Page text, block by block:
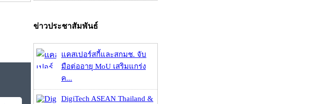
ข่าวประชาสัมพันธ์
แคสเปอร์สกี้และสกมช. จับ
มือต่ออายุ MoU เสริมแกร่ง
ค...
DigiTech ASEAN Thailand &